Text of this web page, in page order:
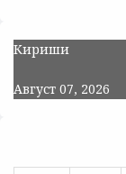
Кириши
Август 07, 2026